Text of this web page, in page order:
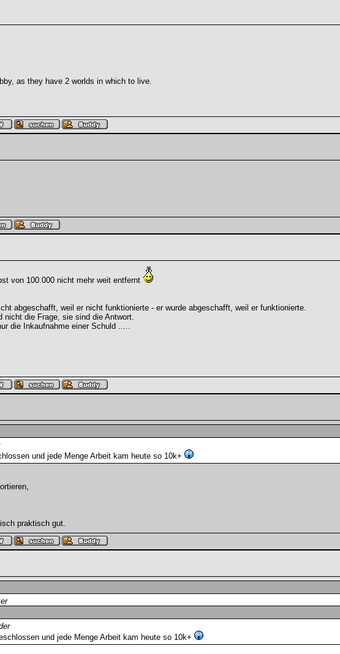
as they have 2 worlds in which to live.
von 100.000 nicht mehr weit entfernt
abgeschafft, weil er nicht funktionierte - er wurde abgeschafft, weil er funktionierte.
nicht die Frage, sie sind die Antwort.
die Inkaufnahme einer Schuld .....
und jede Menge Arbeit kam heute so 10k+
praktisch gut.
und jede Menge Arbeit kam heute so 10k+